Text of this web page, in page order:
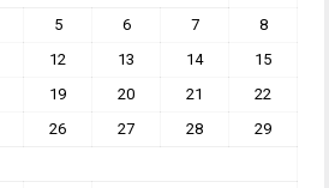
5 6 7
8
12 13 14
15
19 20 21
22
26 27 28
29